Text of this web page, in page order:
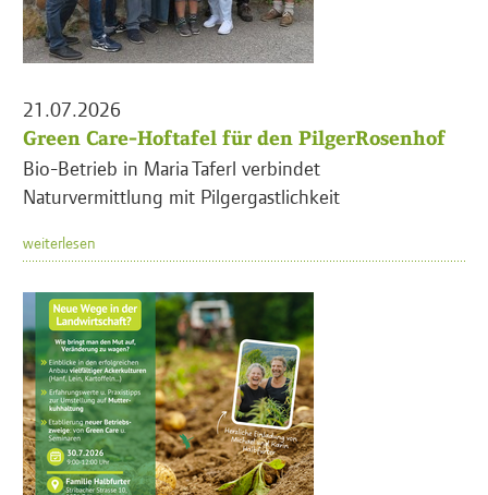
21.07.2026
Green Care-Hoftafel für den PilgerRosenhof
Bio-Betrieb in Maria Taferl verbindet
Naturvermittlung mit Pilgergastlichkeit
weiterlesen